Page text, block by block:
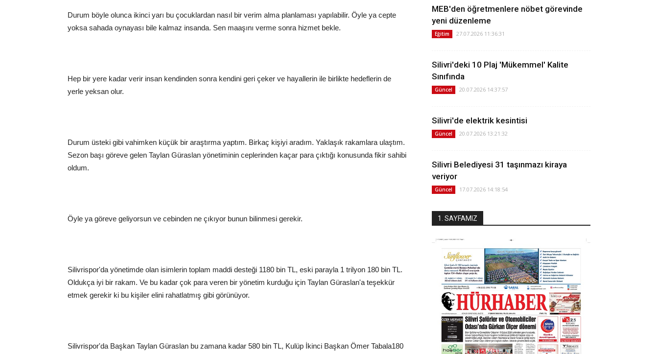
Durum böyle olunca ikinci yarı bu çocuklardan nasıl bir verim alma planlaması yapılabilir. Öyle ya cepte
yoksa sahada oynayası bile kalmaz insanda. Sen maaşını verme sonra hizmet bekle.
Hep bir yere kadar verir insan kendinden sonra kendini geri çeker ve hayallerin ile birlikte hedeflerin de
yerle yeksan olur.
Durum üsteki gibi vahimken küçük bir araştırma yaptım. Birkaç kişiyi aradım. Yaklaşık rakamlara ulaştım.
Sezon başı göreve gelen Taylan Güraslan yönetiminin ceplerinden kaçar para çıktığı konusunda fikir sahibi
oldum.
Öyle ya göreve geliyorsun ve cebinden ne çıkıyor bunun bilinmesi gerekir.
Silivrispor'da yönetimde olan isimlerin toplam maddi desteği 1180 bin TL, eski parayla 1 trilyon 180 bin TL.
Oldukça iyi bir rakam. Ve bu kadar çok para veren bir yönetim kurduğu için Taylan Güraslan'a teşekkür
etmek gerekir ki bu kişiler elini rahatlatmış gibi görünüyor.
Silivrispor'da Başkan Taylan Güraslan bu zamana kadar 580 bin TL, Kulüp İkinci Başkan Ömer Tabala180
MEB'den öğretmenlere nöbet görevinde
yeni düzenleme
Eğitim 27.07.2026 11:36:31
Silivri'deki 10 Plaj 'Mükemmel' Kalite
Sınıfında
Güncel 20.07.2026 14:37:57
Silivri'de elektrik kesintisi
Güncel 20.07.2026 13:21:32
Silivri Belediyesi 31 taşınmazı kiraya
veriyor
Güncel 17.07.2026 14:18:54
1. SAYFAMIZ